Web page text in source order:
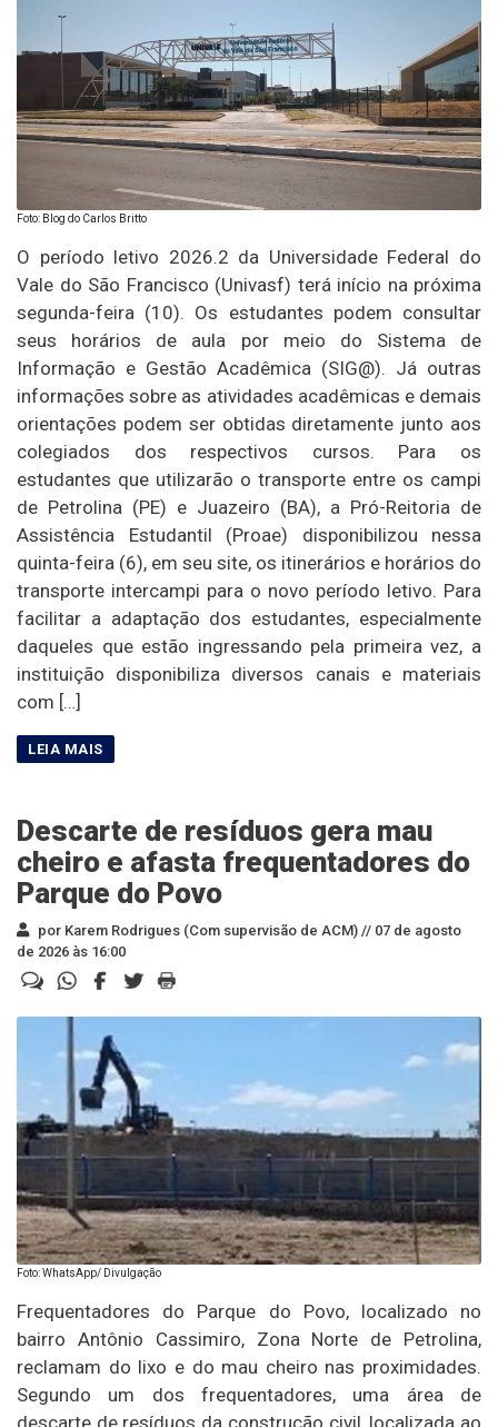
Foto: Blog do Carlos Britto
O período letivo 2026.2 da Universidade Federal do
Vale do São Francisco (Univasf) terá início na próxima
segunda-feira (10). Os estudantes podem consultar
seus horários de aula por meio do Sistema de
Informação e Gestão Acadêmica (SIG@). Já outras
informações sobre as atividades acadêmicas e demais
orientações podem ser obtidas diretamente junto aos
colegiados dos respectivos cursos. Para os
estudantes que utilizarão o transporte entre os campi
de Petrolina (PE) e Juazeiro (BA), a Pró-Reitoria de
Assistência Estudantil (Proae) disponibilizou nessa
quinta-feira (6), em seu site, os itinerários e horários do
transporte intercampi para o novo período letivo. Para
facilitar a adaptação dos estudantes, especialmente
daqueles que estão ingressando pela primeira vez, a
instituição disponibiliza diversos canais e materiais
com […]
Descarte de resíduos gera mau
cheiro e afasta frequentadores do
Parque do Povo
por Karem Rodrigues (Com supervisão de ACM) // 07 de agosto
de 2026 às 16:00
Foto: WhatsApp/ Divulgação
Frequentadores do Parque do Povo, localizado no
bairro Antônio Cassimiro, Zona Norte de Petrolina,
reclamam do lixo e do mau cheiro nas proximidades.
Segundo um dos frequentadores, uma área de